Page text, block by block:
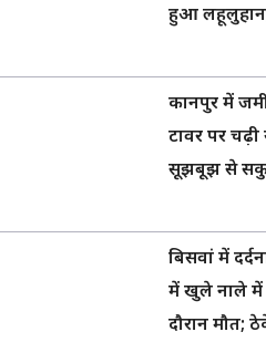
हुआ
कानपुर में
टावर पर
सूझबूझ से
बिसवां में
में खुले नाले में
दौरान मौत;